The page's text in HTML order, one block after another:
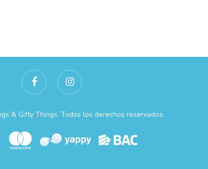
facebook instagram
& Gifty Things. Todos los derechos reservados.